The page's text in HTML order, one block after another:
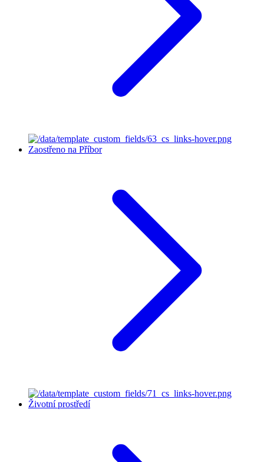
Zaostřeno na Příbor
Životní prostředí